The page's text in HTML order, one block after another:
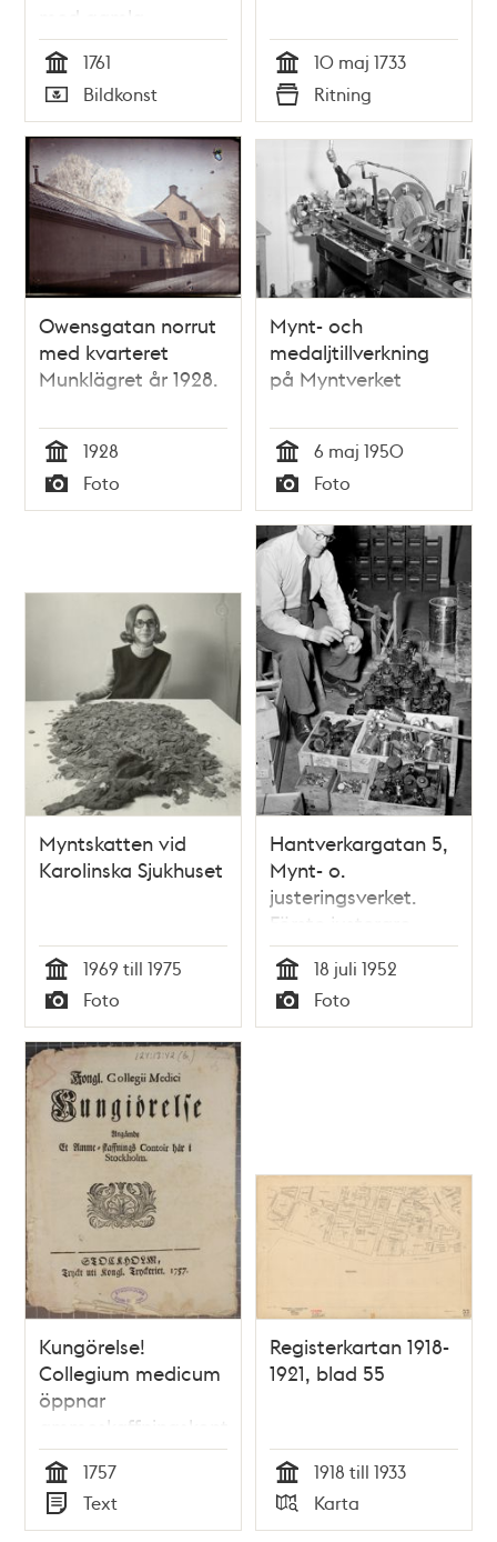
med gamla
Norrbro, Kungl.
Myntet och Kungl.
Stallet
Tid
1761
Typ
Bildkonst Tid
10 maj 1733
Typ
Ritning
Owensgatan norrut
med kvarteret
Munklägret år 1928.
Tid
1928
Typ
Foto
Mynt- och
medaljtillverkning
på Myntverket
Tid
6 maj 1950
Typ
Foto
Myntskatten vid
Karolinska Sjukhuset
Tid
1969 till 1975
Typ
Foto
Hantverkargatan 5,
Mynt- o.
justeringsverket.
Förste justerare
Gustav Höckert
kontrollerar vikter
Tid
18 juli 1952
Typ
Foto
Kungörelse!
Collegium medicum
öppnar
ammeskaffningskontor
här i staden
Tid
1757
Typ
Text
Registerkartan 1918-
1921, blad 55
Tid
1918 till 1933
Typ
Karta